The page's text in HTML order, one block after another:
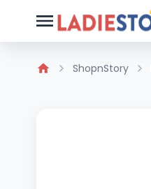
ShopnStory